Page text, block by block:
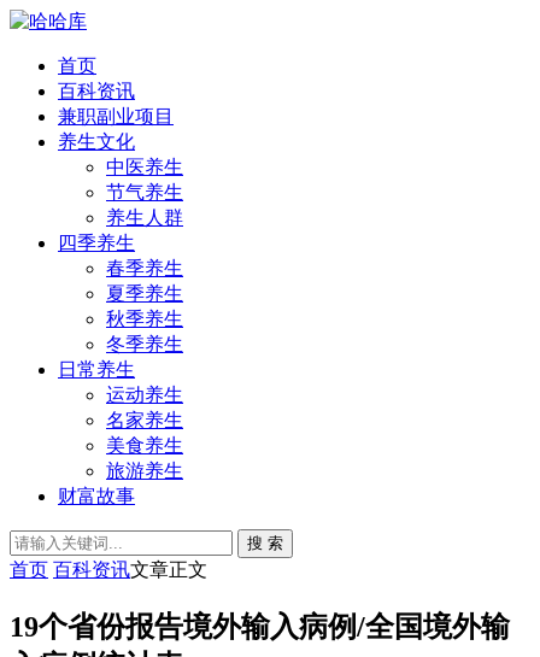
首页
百科资讯
兼职副业项目
养生文化
中医养生
节气养生
养生人群
四季养生
春季养生
夏季养生
秋季养生
冬季养生
日常养生
运动养生
名家养生
美食养生
旅游养生
财富故事
搜 索
首页 百科资讯文章正文
19个省份报告境外输入病例/全国境外输